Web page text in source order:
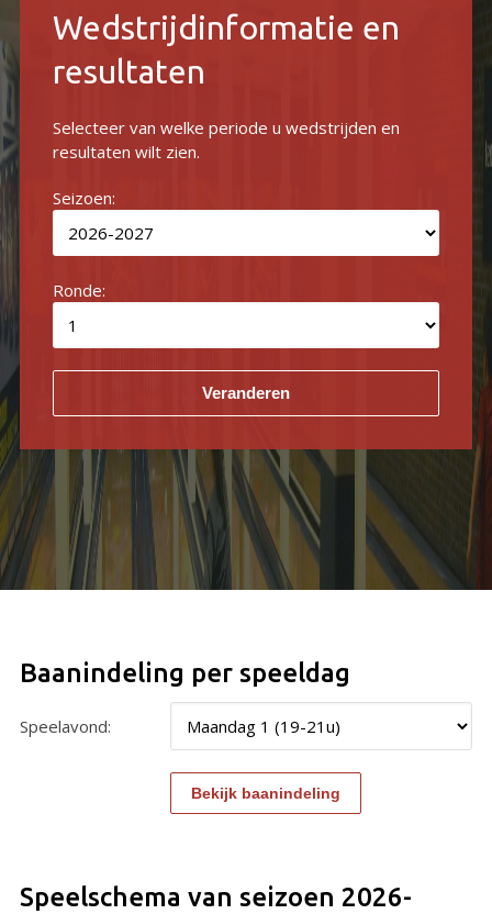
Wedstrijdinformatie en
resultaten
Selecteer van welke periode u wedstrijden en
resultaten wilt zien.
Seizoen:
Ronde:
Baanindeling per speeldag
Speelavond:
Speelschema van seizoen 2026-